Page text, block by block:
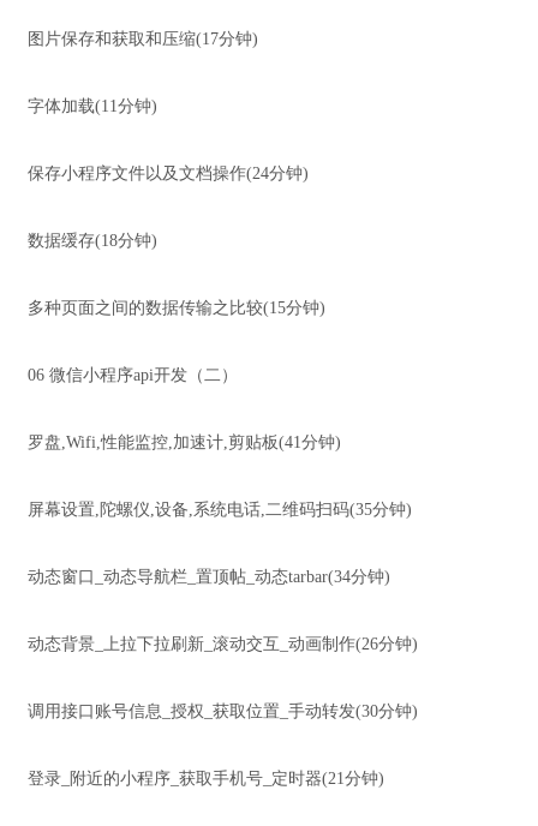
图片保存和获取和压缩(17分钟)
字体加载(11分钟)
保存小程序文件以及文档操作(24分钟)
数据缓存(18分钟)
多种页面之间的数据传输之比较(15分钟)
06 微信小程序api开发（二）
罗盘,Wifi,性能监控,加速计,剪贴板(41分钟)
屏幕设置,陀螺仪,设备,系统电话,二维码扫码(35分钟)
动态窗口_动态导航栏_置顶帖_动态tarbar(34分钟)
动态背景_上拉下拉刷新_滚动交互_动画制作(26分钟)
调用接口账号信息_授权_获取位置_手动转发(30分钟)
登录_附近的小程序_获取手机号_定时器(21分钟)